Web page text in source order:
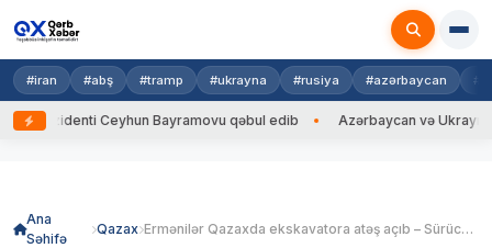
#iran #abş #tramp #ukrayna #rusiya #azərbaycan
Ceyhun Bayramovu qəbul edib Azərbaycan və Ukrayna XİN
Ana
Səhifə
Qazax Ermənilər Qazaxda ekskavatora atəş açıb – Sürücü ölüb